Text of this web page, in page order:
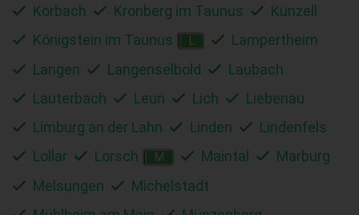
Korbach
Kronberg im Taunus
Künzell
Königstein im Taunus
Lampertheim
Langen
Langenselbold
Laubach
Lauterbach
Leun Lich
Liebenau
Limburg an der Lahn
Linden
Lindenfels
Lollar
Lorsch M Maintal
Marburg
Melsungen
Michelstadt